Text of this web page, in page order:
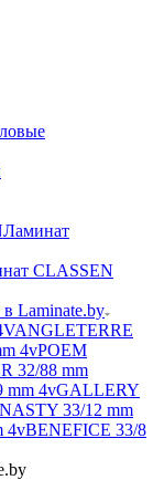
Ламинат
CLASSEN
Laminate.by
ANGLETERRE
4vPOEM
32/88 mm
mm 4vGALLERY
33/12 mm
4vBENEFICE 33/8